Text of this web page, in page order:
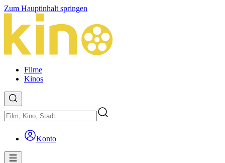
Zum Hauptinhalt springen
Filme
Kinos
Konto